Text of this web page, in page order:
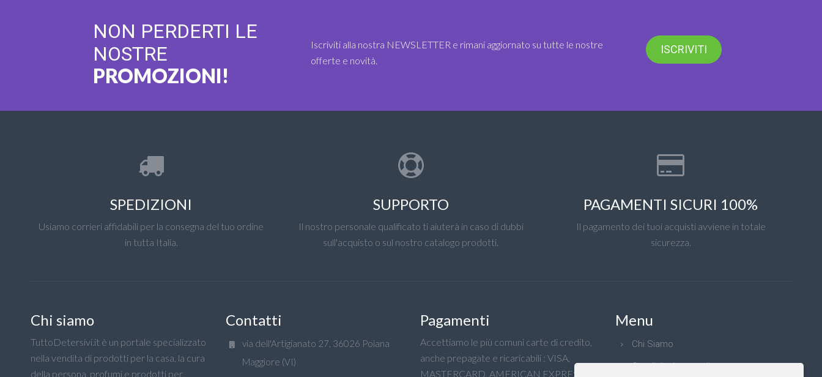
NON PERDERTI LE
NOSTRE
PROMOZIONI!
Iscriviti alla nostra NEWSLETTER e rimani aggiornato su tutte le nostre
offerte e novità.
ISCRIVITI
SPEDIZIONI
Usiamo corrieri affidabili per la consegna del tuo ordine
in tutta Italia.
SUPPORTO
Il nostro personale qualificato ti aiuterà in caso di dubbi
sull'acquisto o sul nostro catalogo prodotti.
PAGAMENTI SICURI 100%
Il pagamento dei tuoi acquisti avviene in totale
sicurezza.
Chi siamo
TuttoDetersivi.it è un portale specializzato
nella vendita di prodotti per la casa, la cura
della persona, profumi e prodotti per
Contatti
via dell'Artigianato 27, 36026 Poiana
Maggiore (VI)
Pagamenti
Accettiamo le più comuni carte di credito,
anche prepagate e ricaricabili : VISA,
MASTERCARD, AMERICAN EXPRESS e
Menu
Chi Siamo
Condizioni generali